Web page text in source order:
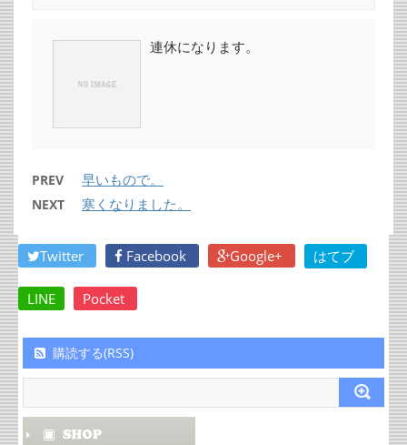
連休になります。
PREV 早いもので。
NEXT 寒くなりました。
Twitter Facebook Google+ はてブ
LINE Pocket
購読する(RSS)